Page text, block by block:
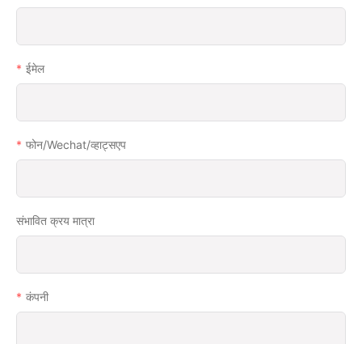
ईमेल
फोन/wechat/व्हाट्सएप
संभावित क्रय मात्रा
कंपनी